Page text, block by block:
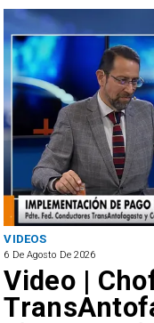
VIDEOS
6 De Agosto De 2026
Video |